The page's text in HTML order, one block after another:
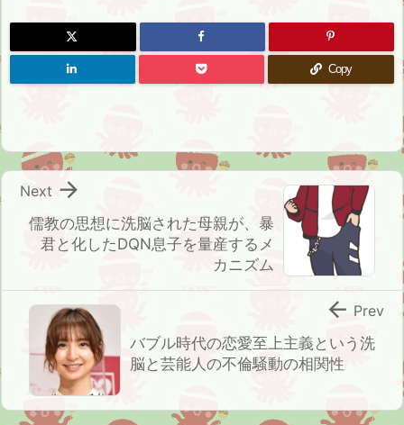
Copy
儒教の思想に洗脳された母親が、暴
君と化したDQN息子を量産するメ
カニズム

Next
バブル時代の恋愛至上主義という洗
脳と芸能人の不倫騒動の相関性
 Prev